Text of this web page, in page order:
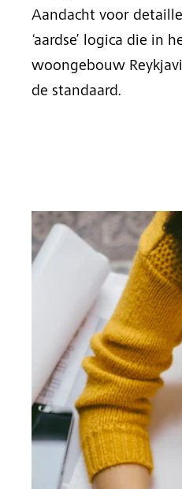
Aandacht voor
‘aardse’ logica die in
woongebouw
de standaard.